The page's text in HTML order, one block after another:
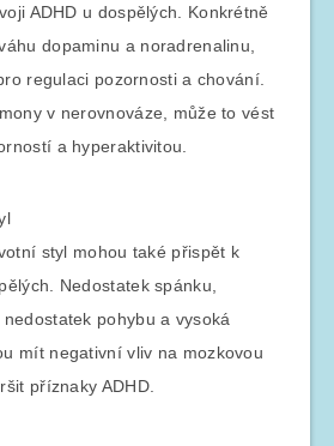
ADHD u dospělých. Konkrétně
dopaminu a noradrenalinu,
regulaci pozornosti a chování.
v nerovnováze, může to vést
a hyperaktivitou.
styl mohou také přispět k
Nedostatek spánku,
pohybu a vysoká
mít negativní vliv na mozkovou
příznaky ADHD.